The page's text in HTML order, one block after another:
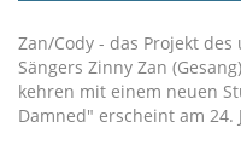
Zan/Cody - das Projekt
Sängers Zinny Zan
kehren mit einem neuen
Damned" erscheint am 24.